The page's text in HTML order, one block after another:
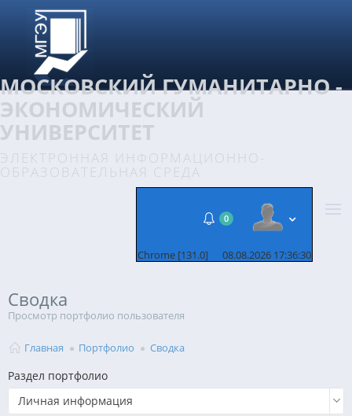
МОСКОВСКИЙ ГУМАНИТАРНО -
ЭКОНОМИЧЕСКИЙ
УНИВЕРСИТЕТ
ЭЛЕКТРОННАЯ ИНФОРМАЦИОННО-
ОБРАЗОВАТЕЛЬНАЯ СРЕДА
0
Chrome [131.0] 08.08.2026 17:36:30
Сводка
Просмотр портфолио пользователя
Главная Портфолио Сводка
Раздел портфолио
Личная информация